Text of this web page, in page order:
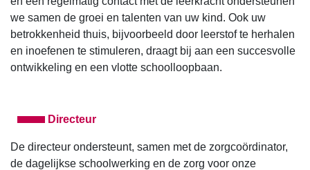
we samen de groei en talenten van uw kind. Ook uw
betrokkenheid thuis, bijvoorbeeld door leerstof te herhalen
en inoefenen te stimuleren, draagt bij aan een succesvolle
ontwikkeling en een vlotte schoolloopbaan.
Directeur
De directeur ondersteunt, samen met de zorgcoördinator,
de dagelijkse schoolwerking en de zorg voor onze